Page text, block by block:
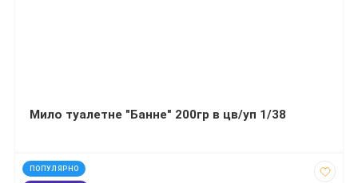
Мило туалетне "Банне" 200гр в цв/уп 1/38
ПОПУЛЯРНО
код: 20741